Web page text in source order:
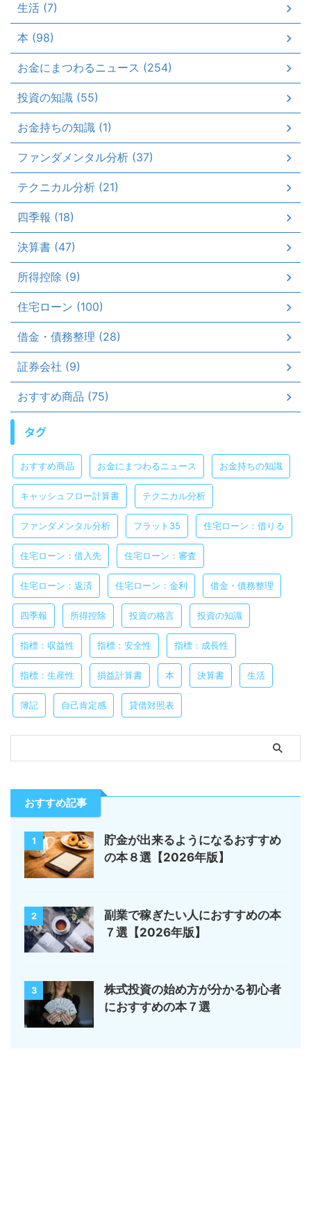
生活 (7)
本 (98)
お金にまつわるニュース (254)
投資の知識 (55)
お金持ちの知識 (1)
ファンダメンタル分析 (37)
テクニカル分析 (21)
四季報 (18)
決算書 (47)
所得控除 (9)
住宅ローン (100)
借金・債務整理 (28)
証券会社 (9)
おすすめ商品 (75)
タグ
おすすめ商品 お金にまつわるニュース お金持ちの知識
キャッシュフロー計算書 テクニカル分析
ファンダメンタル分析 フラット35 住宅ローン：借りる
住宅ローン：借入先 住宅ローン：審査
住宅ローン：返済 住宅ローン：金利 借金・債務整理
四季報 所得控除 投資の格言 投資の知識
指標：収益性 指標：安全性 指標：成長性
指標：生産性 損益計算書 本 決算書 生活
簿記 自己肯定感 貸借対照表
おすすめ記事
1
貯金が出来るようになるおすすめ
の本８選【2026年版】
2
副業で稼ぎたい人におすすめの本
７選【2026年版】
3
株式投資の始め方が分かる初心者
におすすめの本７選